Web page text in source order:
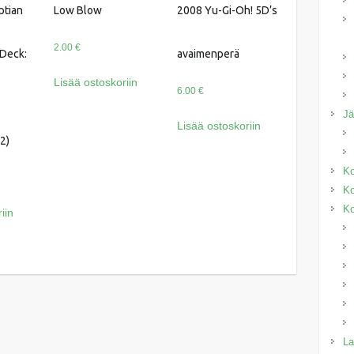
Low Blow
2.00 €
Lisää ostoskoriin
2008 Yu-Gi-Oh! 5D’s
avaimenperä
6.00€
Lisää ostoskoriin